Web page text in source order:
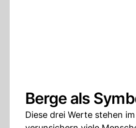
Berge als
Diese drei Werte stehen